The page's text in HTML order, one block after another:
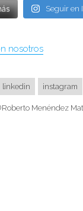
Seguir en
nosotros
linkedin instagram
Menéndez